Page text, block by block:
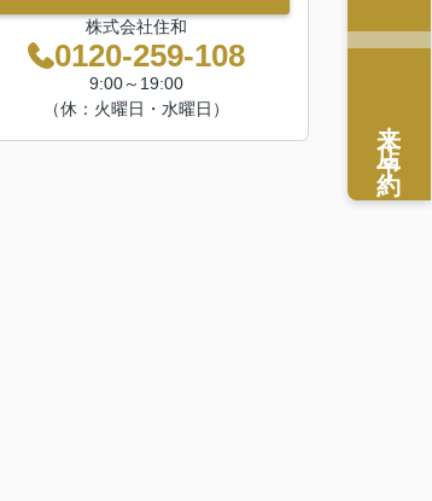
株式会社住和
0120-259-108
9:00～19:00
（休：火曜日・水曜日）
来店予約